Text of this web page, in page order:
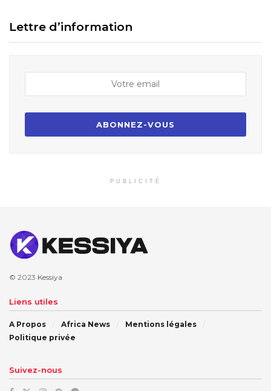
Lettre d’information
PUBLICITÉ
© 2023 Kessiya
Liens utiles
A Propos Africa News
Mentions légales
Politique privée
Suivez-nous